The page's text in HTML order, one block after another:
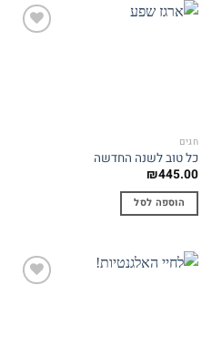
חגים
כל טוב לשנה החדשה
₪445.00
הוספה לסל